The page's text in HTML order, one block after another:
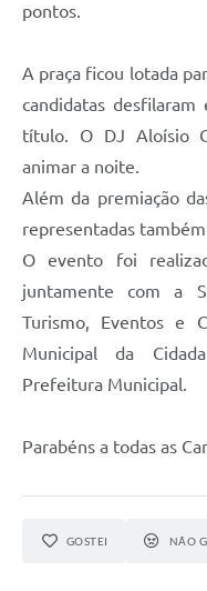
pontos.
A praça ficou lotada
candidatas desfilaram
título. O DJ Aloísio
animar a noite.
Além da premiação
representadas
O evento foi
juntamente com a
Turismo, Eventos e
Municipal da
Prefeitura Municipal.
Parabéns a todas as
GOSTEI NÃO